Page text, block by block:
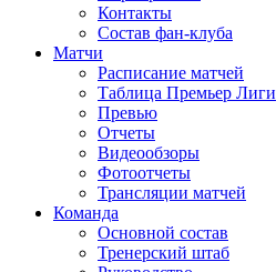
Контакты
Состав фан-клуба
Матчи
Расписание матчей
Таблица Премьер Лиги
Превью
Отчеты
Видеообзоры
Фотоотчеты
Трансляции матчей
Команда
Основной состав
Тренерский штаб